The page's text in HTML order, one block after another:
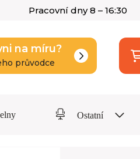
Pracovní dny 8 – 16:30
na míru?
průvodce
Ostatní